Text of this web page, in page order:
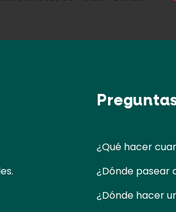
¿Qué hacer
¿Dónde pasear
¿Dónde hacer